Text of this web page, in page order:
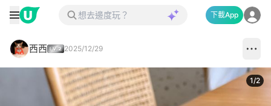
下載App
西西 2025/12/29
1/2